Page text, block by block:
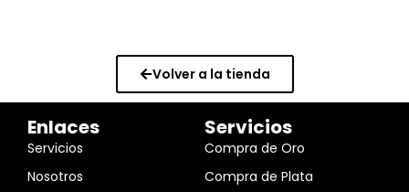
Volver a la tienda
Enlaces
Servicios
Nosotros
Servicios
Compra de Oro
Compra de Plata